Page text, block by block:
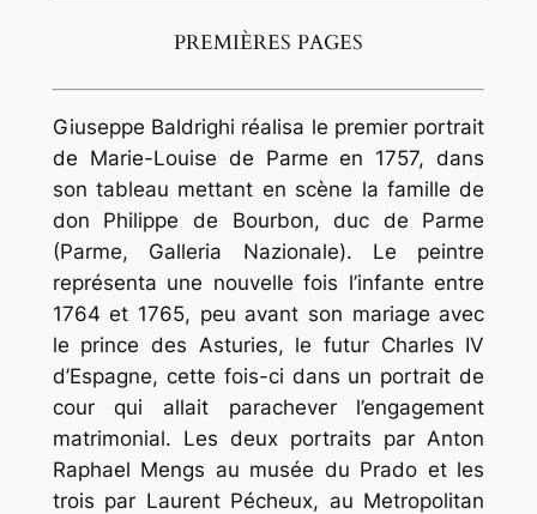
PREMIÈRES PAGES
Giuseppe Baldrighi réalisa le premier portrait
de Marie-Louise de Parme en 1757, dans
son tableau mettant en scène la famille de
don Philippe de Bourbon, duc de Parme
(Parme, Galleria Nazionale). Le peintre
représenta une nouvelle fois l’infante entre
1764 et 1765, peu avant son mariage avec
le prince des Asturies, le futur Charles IV
d’Espagne, cette fois-ci dans un portrait de
cour qui allait parachever l’engagement
matrimonial. Les deux portraits par Anton
Raphael Mengs au musée du Prado et les
trois par Laurent Pécheux, au Metropolitan